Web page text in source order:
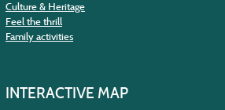
Culture & Heritage
Feel the thrill
Family activities
INTERACTIVE MAP